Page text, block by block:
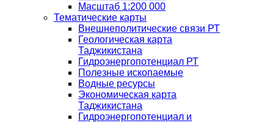
Масштаб 1:200 000
Тематические карты
Внешнеполитические связи РТ
Геологическая карта
Таджикистана
Гидроэнергопотенциал РТ
Полезные ископаемые
Водные ресурсы
Экономическая карта
Таджикистана
Гидроэнергопотенциал и